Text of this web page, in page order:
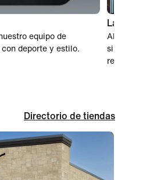
equipo de
deporte y estilo.
Las
Al unirte
sin
recibo
Directorio de tiendas